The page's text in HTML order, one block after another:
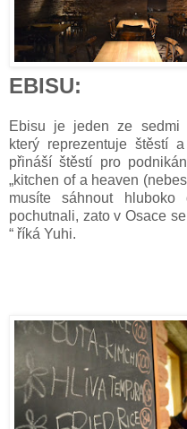
EBISU:
Ebisu je jeden ze sedmi
který reprezentuje štěstí
přináší štěstí pro
„kitchen of a heaven
musíte sáhnout
pochutnali, zato v Osace
“ říká Yuhi.